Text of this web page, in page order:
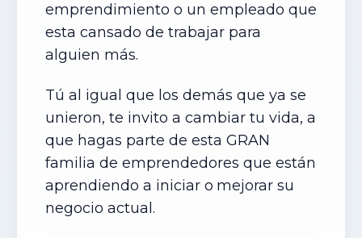
emprendimiento o un empleado que
esta cansado de trabajar para
alguien más.
Tú al igual que los demás que ya se
unieron, te invito a cambiar tu vida, a
que hagas parte de esta GRAN
familia de emprendedores que están
aprendiendo a iniciar o mejorar su
negocio actual.